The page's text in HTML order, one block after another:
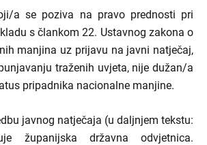
a se poziva na pravo prednosti pri
s člankom 22. Ustavnog zakona o
manjina uz prijavu na javni natječaj,
traženih uvjeta, nije dužan/a
pripadnika nacionalne manjine.
javnog natječaja (u daljnjem tekstu:
županijska državna odvjetnica.